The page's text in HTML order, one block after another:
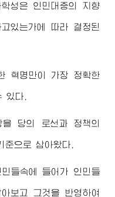
성은 인민대중의 지향
있는가에 따라 결정된
혁명만이 가장 정확한
있다.
을 당의 로선과 정책의
으로 삼아왔다.
들속에 들어가 인민들
보고 그것을 반영하여